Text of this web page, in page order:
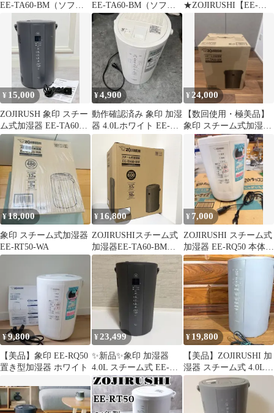
EE-TA60-BM（ソフト
EE-TA60-BM（ソフト
ブラック） 湘南台店
★ZOJIRUSHI【EE-
TB60-WA】スチーム式
¥ 15,000
ZOJIRUSH 象印 スチー
ム式加湿器 EE-TA60
2024年製ソフトブラッ
ク 動作確認ok
¥4,900
動作確認済み 象印 加湿
器 4.0Lホワイト EE-
DA50
¥24,000
【数回使用・極美品】
象印 スチーム式加湿器
EE-TA69-BM（箱・説
明書付）
¥18,000
象印 スチーム式加湿器
EE-RT50-WA
¥ 16,800
ZOJIRUSHIスチーム式
加湿器EE-TA60-BM
【Dランク】759
¥ 7,000
ZOJIRUSHI スチーム式
加湿器 EE-RQ50 本体
2020年
¥9,800
【美品】象印 EE-RQ50
置き型加湿器 ホワイト
¥23,499
✨新品✨象印 加湿器
4.0L スチーム式 EE-
TA60-BM フィルター不
要
¥ 19,800
【美品】ZOJIRUSHI 加
湿器 スチーム式 4.0L
グレー EE-DF50